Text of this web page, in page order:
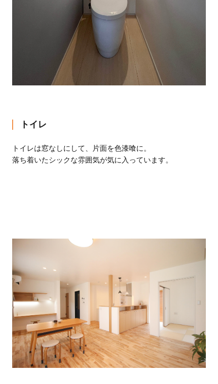
トイレ
トイレは窓なしにして、片面を色漆喰に。
落ち着いたシックな雰囲気が気に入っています。